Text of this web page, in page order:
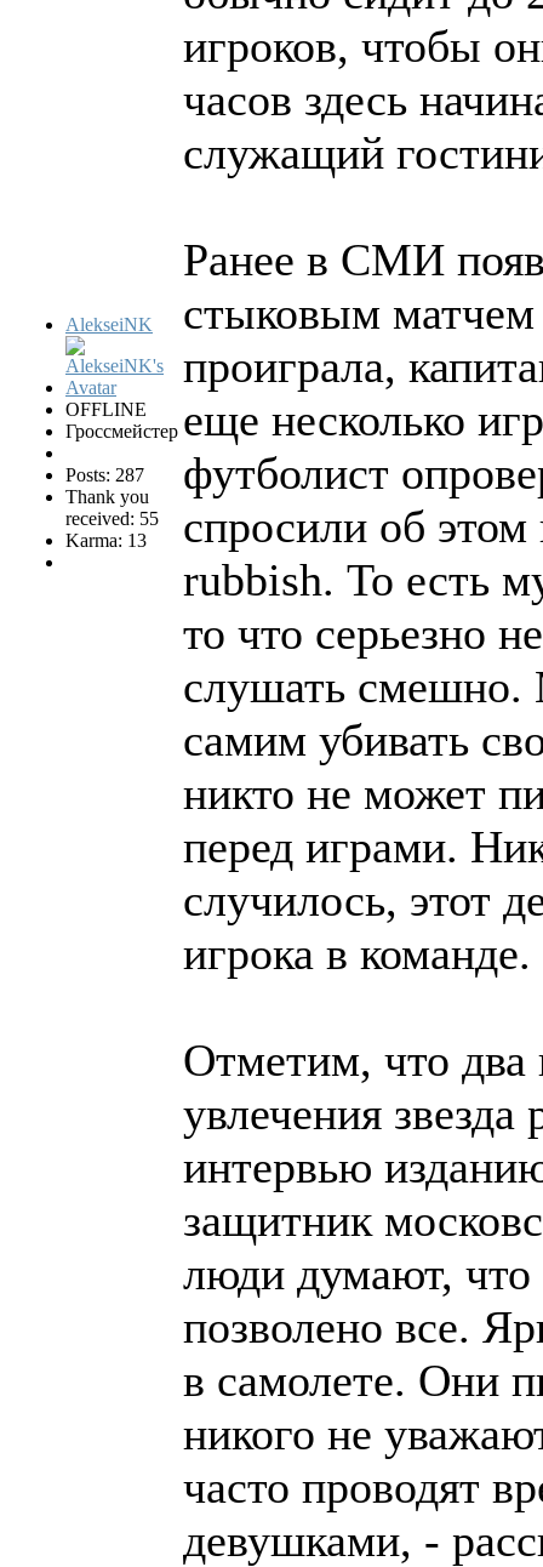
AlekseiNK
OFFLINE
Гроссмейстер
Posts: 287
Thank you
received: 55
Karma: 13
игроков, чтобы
часов здесь
служащий
Ранее в СМИ
стыковым матчем
проиграла,
еще несколько
футболист
спросили об
rubbish. То есть
то что серьезно
слушать
самим убивать
никто не может
перед играми.
случилось, этот
игрока в команде.
Отметим, что два
увлечения звезда
интервью
защитник
люди думают, что
позволено все.
в самолете. Они
никого не
часто проводят
девушками, -